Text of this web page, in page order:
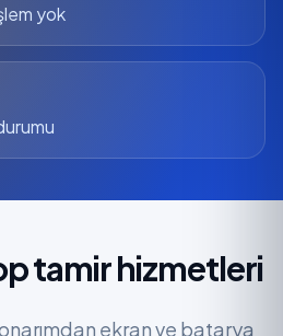
yok
tamir hizmetleri
ekran ve batarya